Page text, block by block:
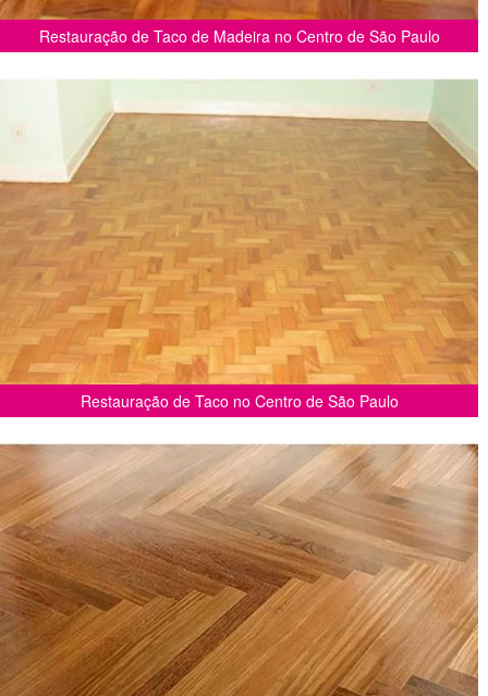
Restauração de Taco de Madeira no Centro de São Paulo
Restauração de Taco no Centro de São Paulo